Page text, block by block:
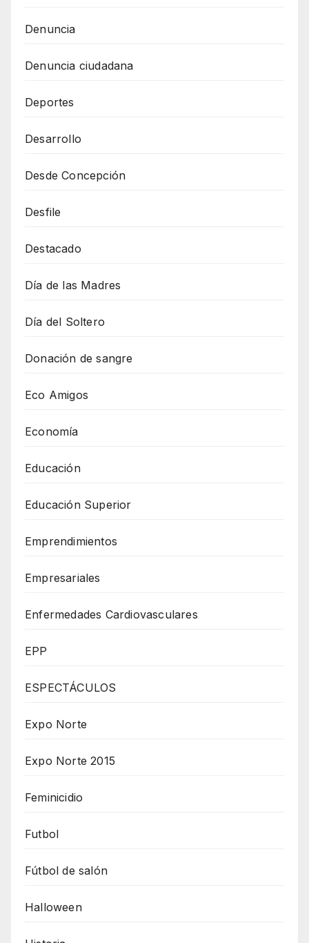
Denuncia
Denuncia ciudadana
Deportes
Desarrollo
Desde Concepción
Desfile
Destacado
Día de las Madres
Día del Soltero
Donación de sangre
Eco Amigos
Economía
Educación
Educación Superior
Emprendimientos
Empresariales
Enfermedades Cardiovasculares
EPP
ESPECTÁCULOS
Expo Norte
Expo Norte 2015
Feminicidio
Futbol
Fútbol de salón
Halloween